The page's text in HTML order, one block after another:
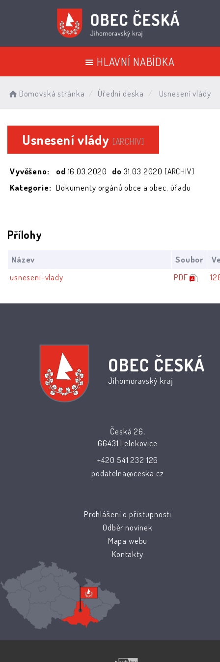
HLAVNÍ NABÍDKA
Domovská stránka Úřední deska Usnesení vlády
Usnesení vlády [ARCHIV]
Vyvěšeno: od 16.03.2020 do 31.03.2020 [ARCHIV]
Kategorie: Dokumenty orgánů obce a obec. úřadu
Přílohy
Název Soubor
usneseni-vlady
PDF
Česká 26,
66431 Lelekovice
+420 541 232 126
podatelna@ceska.cz
Prohlášení o přístupnosti
Odběr novinek
Mapa webu
Kontakty